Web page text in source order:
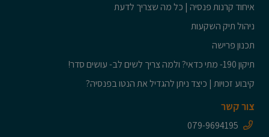
איחוד קרנות פנסיה | כל מה שצריך לדעת
ניהול תיק השקעות
תכנון פרישה
תיקון 190- מתי כדאי? ולמה צריך לשים לב- עושים סדר!
קיבוע זכויות | כיצד ניתן להגדיל את הנטו בפנסיה?
צור קשר
079-9694195